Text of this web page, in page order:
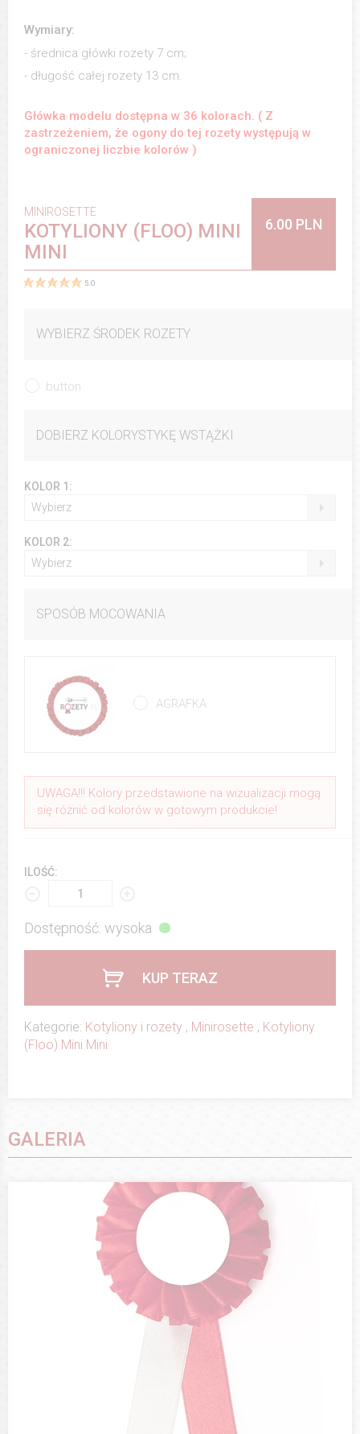
Wymiary:
- średnica główki rozety 7 cm;
- długość całej rozety 13 cm.
Główka modelu dostępna w 36 kolorach. ( Z
zastrzeżeniem, że ogony do tej rozety występują w
ograniczonej liczbie kolorów )
MINIROSETTE
KOTYLIONY (FLOO) MINI
MINI
6.00 PLN
5.0
WYBIERZ ŚRODEK ROZETY
button
DOBIERZ KOLORYSTYKĘ WSTĄŻKI
KOLOR 1:
Wybierz
KOLOR 2:
Wybierz
SPOSÓB MOCOWANIA
AGRAFKA
UWAGA!!! Kolory przedstawione na wizualizacji mogą
się różnić od kolorów w gotowym produkcie!
ILOŚĆ:
Dostępność: wysoka
KUP TERAZ
Kategorie: Kotyliony i rozety , Minirosette , Kotyliony
(Floo) Mini Mini
GALERIA